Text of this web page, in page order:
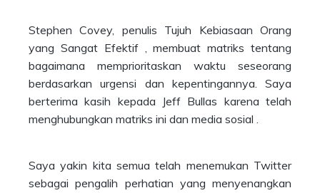
Stephen Covey, penulis Tujuh Kebiasaan Orang
yang Sangat Efektif , membuat matriks tentang
bagaimana memprioritaskan waktu seseorang
berdasarkan urgensi dan kepentingannya. Saya
berterima kasih kepada Jeff Bullas karena telah
menghubungkan matriks ini dan media sosial .
Saya yakin kita semua telah menemukan Twitter
sebagai pengalih perhatian yang menyenangkan